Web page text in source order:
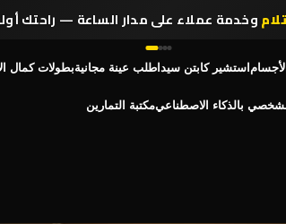
استشير كابتن سيداطلب عينة مجانيةبطولات كمال
بالذكاء الاصطناعيمكتبة التمارين
من في مصر يثقون في عرب